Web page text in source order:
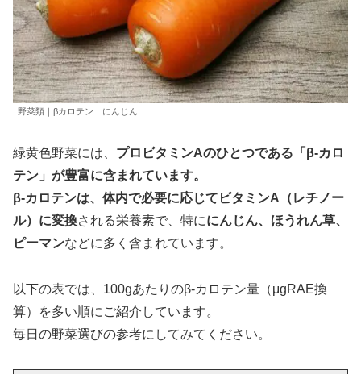
野菜類｜βカロテン｜にんじん
緑黄色野菜には、 プロビタミンAのひとつである「β-カロ
テン」が豊富に含まれています。
β-カロテンは、体内で必要に応じてビタミンA（レチノー
ル）に変換される栄養素で、特ににんじん、ほうれん草、
ピーマンなどに多く含まれています。
以下の表では、100gあたりのβ-カロテン量（μgRAE換
算）を多い順にご紹介しています。
毎日の野菜選びの参考にしてみてください。